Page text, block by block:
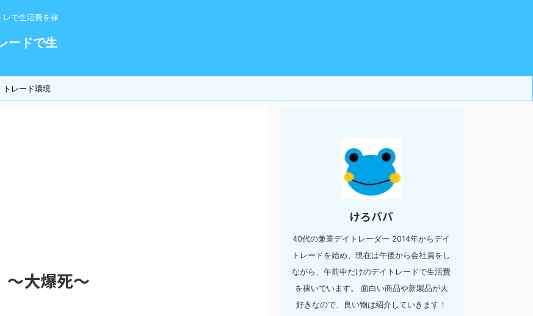
で生活費を稼
ードで生
トレード環境
大爆死～
けろパパ
40代の兼業デイトレーダー 2014年からデイ
トレードを始め、現在は午後から会社員をし
ながら、午前中だけのデイトレードで生活費
を稼いでいます。 面白い商品や新製品が大
好きなので、良い物は紹介していきます！